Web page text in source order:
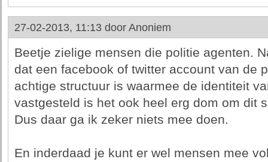
27-02-2013, 11:13 door Anoniem
Beetje zielige mensen die politie agenten.
dat een facebook of twitter account van de
achtige structuur is waarmee de identiteit
vastgesteld is het ook heel erg dom om dit
Dus daar ga ik zeker niets mee doen.
En inderdaad je kunt er wel mensen mee